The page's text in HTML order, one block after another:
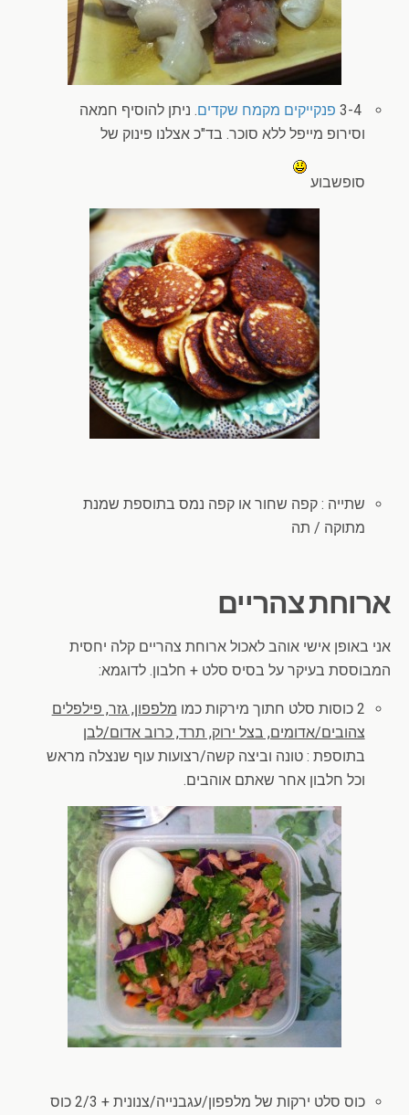
3-4 פנקייקים מקמח שקדים. ניתן להוסיף חמאה
וסירופ מייפל ללא סוכר. בד"כ אצלנו פינוק של
סופשבוע
שתייה : קפה שחור או קפה נמס בתוספת שמנת
מתוקה / תה
ארוחת צהריים
אני באופן אישי אוהב לאכול ארוחת צהריים קלה יחסית
המבוססת בעיקר על בסיס סלט + חלבון. לדוגמא:
2 כוסות סלט חתוך מירקות כמו
מלפפון, גזר, פילפלים
צהובים/אדומים, בצל ירוק, תרד, כרוב אדום/לבן
בתוספת : טונה וביצה קשה/רצועות עוף שנצלה מראש
וכל חלבון אחר שאתם אוהבים.
כוס סלט ירקות של מלפפון/עגבנייה/צנונית + 2/3 כוס